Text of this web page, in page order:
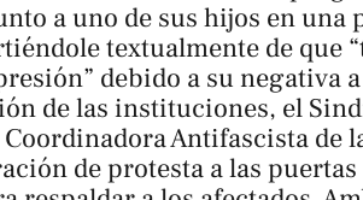
a uno de sus hijos en una
textualmente de que
debido a su negativa
de las instituciones, el
Coordinadora Antifascista de
de protesta a las